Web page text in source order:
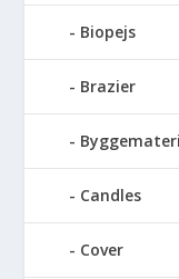
Biopejs
Brazier
Candles
Cover